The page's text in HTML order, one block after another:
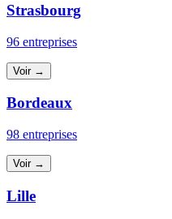
Strasbourg
96 entreprises
Voir →
Bordeaux
98 entreprises
Voir →
Lille